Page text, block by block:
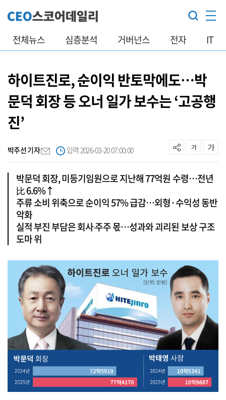
전체뉴스 심층분석 거버넌스 전자 IT
하이트진로, 순이익 반토막에도…박
문덕 회장 등 오너 일가 보수는 ‘고공행
진’
박주선 기자 입력 2026-03-20 07:00:00
박문덕 회장, 미등기임원으로 지난해 77억원 수령…전년
比 6.6%↑
주류 소비 위축으로 순이익 57% 급감…외형·수익성 동반
악화
실적 부진 부담은 회사‧주주 몫…성과와 괴리된 보상 구조
도마 위